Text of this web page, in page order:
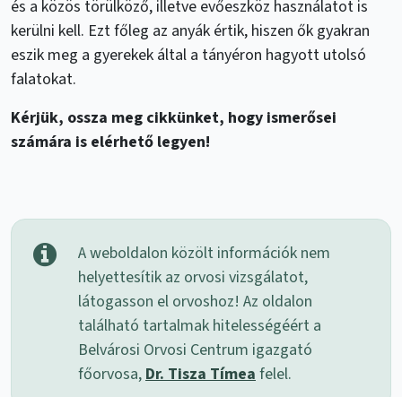
és a közös törülköző, illetve evőeszköz használatot is
kerülni kell. Ezt főleg az anyák értik, hiszen ők gyakran
eszik meg a gyerekek által a tányéron hagyott utolsó
falatokat.
Kérjük, ossza meg cikkünket, hogy ismerősei
számára is elérhető legyen!
A weboldalon közölt információk nem
helyettesítik az orvosi vizsgálatot,
látogasson el orvoshoz! Az oldalon
található tartalmak hitelességéért a
Belvárosi Orvosi Centrum igazgató
főorvosa,Dr. Tisza Tímeafelel.